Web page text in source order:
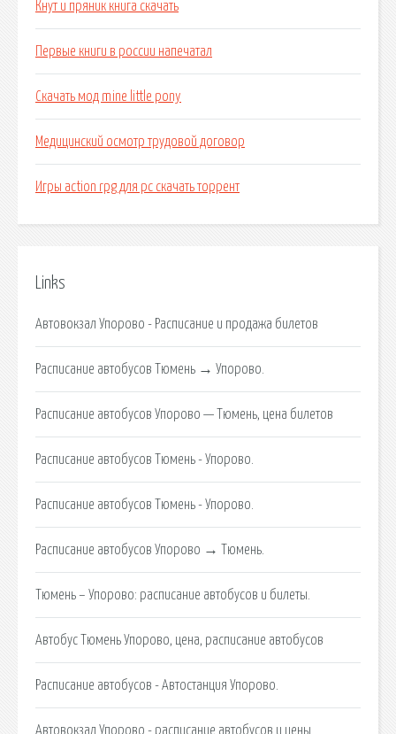
Кнут и пряник книга скачать
Первые книги в россии напечатал
Скачать мод mine little pony
Медицинский осмотр трудовой договор
Игры action rpg для pc скачать торрент
Links
Автовокзал Упорово - Расписание и продажа билетов
Расписание автобусов Тюмень → Упорово.
Расписание автобусов Упорово — Тюмень, цена билетов
Расписание автобусов Тюмень - Упорово.
Расписание автобусов Тюмень - Упорово.
Расписание автобусов Упорово → Тюмень.
Тюмень – Упорово: расписание автобусов и билеты.
Автобус Тюмень Упорово, цена, расписание автобусов
Расписание автобусов - Автостанция Упорово.
Автовокзал Упорово - расписание автобусов и цены